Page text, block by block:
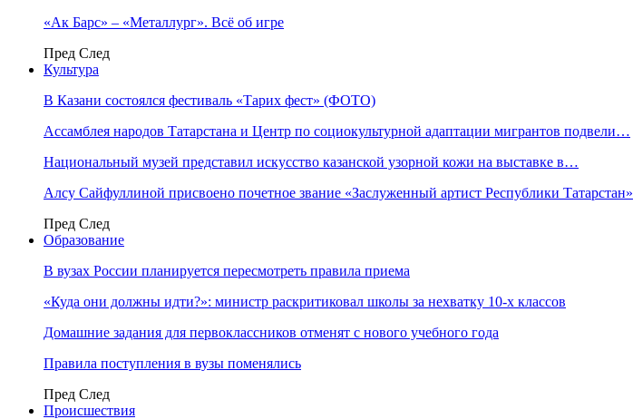
«Ак Барс» – «Металлург». Всё об игре
Пред След
Культура
В Казани состоялся фестиваль «Тарих фест» (ФОТО)
Ассамблея народов Татарстана и Центр по социокультурной адаптации мигрантов подвели…
Национальный музей представил искусство казанской узорной кожи на выставке в…
Алсу Сайфуллиной присвоено почетное звание «Заслуженный артист Республики Татарстан»
Пред След
Образование
В вузах России планируется пересмотреть правила приема
«Куда они должны идти?»: министр раскритиковал школы за нехватку 10-х классов
Домашние задания для первоклассников отменят с нового учебного года
Правила поступления в вузы поменялись
Пред След
Происшествия